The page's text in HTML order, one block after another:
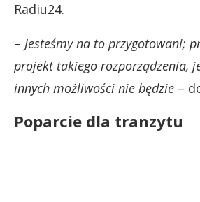
Radiu24.
– Jesteśmy na to przygotowani;
projekt takiego rozporządzenia,
innych możliwości nie będzie –
Poparcie dla tranzytu